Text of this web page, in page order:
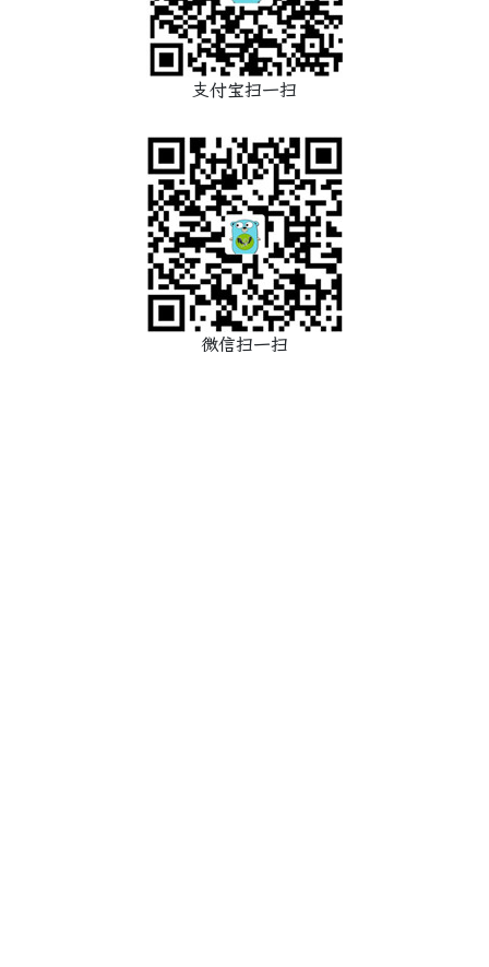
支付宝扫一扫
微信扫一扫